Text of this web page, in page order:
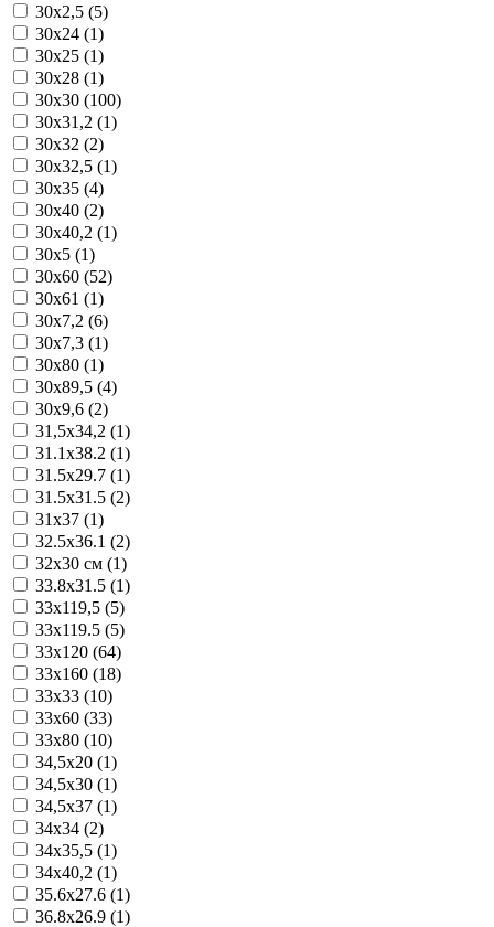
30x2,5 (5)
30x24 (1)
30x25 (1)
30x28 (1)
30x30 (100)
30x31,2 (1)
30x32 (2)
30x32,5 (1)
30x35 (4)
30x40 (2)
30x40,2 (1)
30x5 (1)
30x60 (52)
30x61 (1)
30x7,2 (6)
30x7,3 (1)
30x80 (1)
30x89,5 (4)
30x9,6 (2)
31,5x34,2 (1)
31.1x38.2 (1)
31.5x29.7 (1)
31.5x31.5 (2)
31x37 (1)
32.5x36.1 (2)
32x30 см (1)
33.8x31.5 (1)
33x119,5 (5)
33x119.5 (5)
33x120 (64)
33x160 (18)
33x33 (10)
33x60 (33)
33x80 (10)
34,5x20 (1)
34,5x30 (1)
34,5x37 (1)
34x34 (2)
34x35,5 (1)
34x40,2 (1)
35.6x27.6 (1)
36.8x26.9 (1)